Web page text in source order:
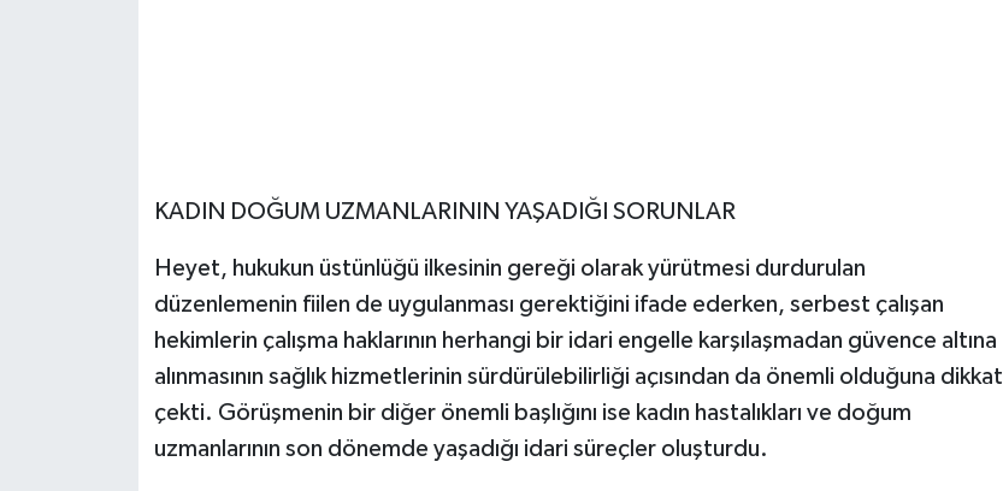
KADIN DOĞUM UZMANLARININ YAŞADIĞI SORUNLAR
Heyet, hukukun üstünlüğü ilkesinin gereği olarak yürütmesi durdurulan
düzenlemenin fiilen de uygulanması gerektiğini ifade ederken, serbest çalışan
hekimlerin çalışma haklarının herhangi bir idari engelle karşılaşmadan güvence altına
alınmasının sağlık hizmetlerinin sürdürülebilirliği açısından da önemli olduğuna dikkat
çekti. Görüşmenin bir diğer önemli başlığını ise kadın hastalıkları ve doğum
uzmanlarının son dönemde yaşadığı idari süreçler oluşturdu.